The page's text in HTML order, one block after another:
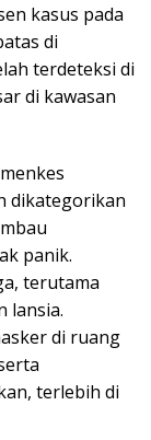
kasus pada
di
terdeteksi di
di kawasan
dikategorikan
panik.
terutama
lansia.
di ruang
terlebih di